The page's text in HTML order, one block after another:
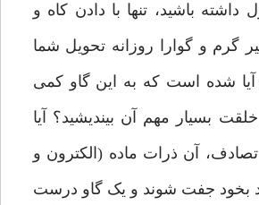
داشته باشید، تنها با دادن کاه و
گرم و گوارا روزانه تحویل شما
آیا شده است که به این گاو کمی
بسیار مهم آن بیندیشید؟ آیا
آن ذرات ماده (الکترون و
بخود جفت شوند و یک گاو درست